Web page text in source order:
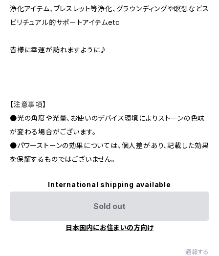
浄化アイテム、ブレスレット等浄化、グラウンディングや瞑想などス
ピリチュアル的サポートアイテムetc
皆様に幸運が訪れますように♪
【注意事項】
●光の角度や光量、お使いのデバイス環境によりストーンの色味
が変わる場合がございます。
●パワーストーンの効果については、個人差があり、記載した効果
を保証するものではございません。
International shipping available
Sold out
日本国内にお住まいの方向け
通報する